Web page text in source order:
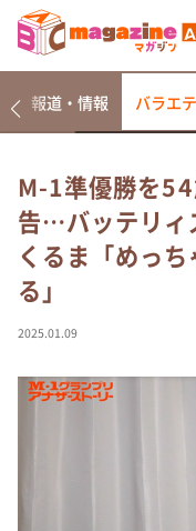
なるみ・岡村の
相席食堂
～人生密着トー
て真剣です
探偵！ナイトス
河合＆A.B.C-Z
DAIGOも台所 ～
報道・情報 バラエ
M-1準優勝を
告…バッテリィ
くるま「めっ
る」
2025.01.09